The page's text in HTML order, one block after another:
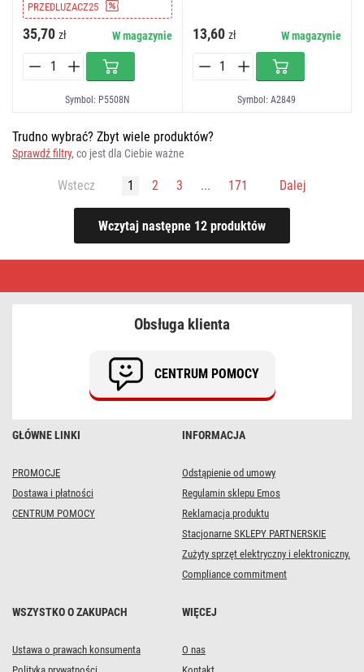
PRZEDLUZACZ25
35,70 zł W magazynie
Symbol: P5508N
13,60 zł W magazynie
Symbol: A2849
Trudno wybrać? Zbyt wiele produktów?
Sprawdź filtry, co jest dla Ciebie ważne
Wstecz 1 2 3 ... 171 Dalej
GŁÓWNE LINKI
PROMOCJE
Dostawa i płatności
CENTRUM POMOCY
INFORMACJA
Odstąpienie od umowy
Regulamin sklepu Emos
Reklamacja produktu
Stacjonarne SKLEPY PARTNERSKIE
Zużyty sprzęt elektryczny i elektroniczny.
Compliance commitment
WSZYSTKO O ZAKUPACH
Ustawa o prawach konsumenta
WIĘCEJ
O nas
Obsługa klienta
CENTRUM POMOCY